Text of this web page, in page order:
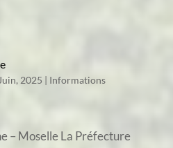
2025 | Informations
– Moselle La Préfecture